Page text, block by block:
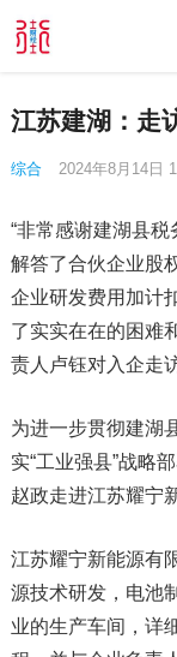
江苏建湖：走
综合 2024年8月14日
“非常感谢建湖县
解答了合伙企业股
企业研发费用加计
了实实在在的困难
责人卢钰对入企走
为进一步贯彻建湖
实“工业强县”战略
赵政走进江苏耀宁
江苏耀宁新能源有
源技术研发，电池
业的生产车间，详